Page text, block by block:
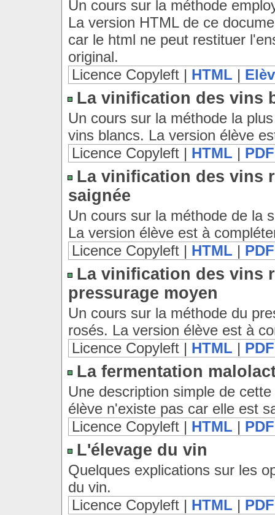
Un cours sur la méthode
La version HTML de ce
car le html ne peut restituer
original.
Licence Copyleft | HTML |
La vinification des vins
Un cours sur la méthode la
vins blancs. La version élève
Licence Copyleft | HTML | PDF
La vinification des vins
saignée
Un cours sur la méthode de la
La version élève est à
Licence Copyleft | HTML | PDF
La vinification des vins
pressurage moyen
Un cours sur la méthode du
rosés. La version élève est à
Licence Copyleft | HTML | PDF
La fermentation
Une description simple de
élève n'existe pas car elle est
Licence Copyleft | HTML | PDF
L'élevage du vin
Quelques explications sur les
du vin.
Licence Copyleft | HTML | PDF